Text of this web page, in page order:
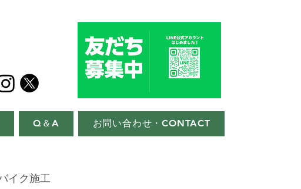
Q＆A お問い合わせ・CONTACT
イク施工